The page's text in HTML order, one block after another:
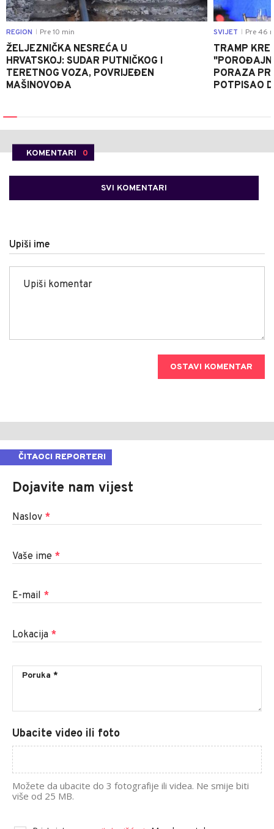
REGION Pre 10 min
ŽELJEZNIČKA NESREĆA U
HRVATSKOJ: SUDAR PUTNIČKOG I
TERETNOG VOZA, POVRIJEĐEN
MAŠINOVOĐA
SVIJET Pre 46
TRAMP
PORAZA
POTPISAO
KOMENTARI 0
SVI KOMENTARI
Upiši ime
OSTAVI KOMENTAR
ČITAOCI REPORTERI
Dojavite nam vijest
Naslov *
Vaše ime *
E-mail *
Lokacija *
Ubacite video ili foto
Možete da ubacite do 3 fotografije ili videa. Ne smije biti
više od 25 MB.